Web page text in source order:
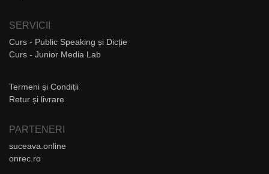
SERVICII
Curs - Public Speaking și Dicție
Curs - Junior Media Lab
Termeni și Condiții
Retur și livrare
PARTENERI
suceava.online
onrec.ro